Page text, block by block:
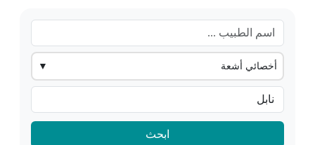
أخصائي أشعة
ابحث